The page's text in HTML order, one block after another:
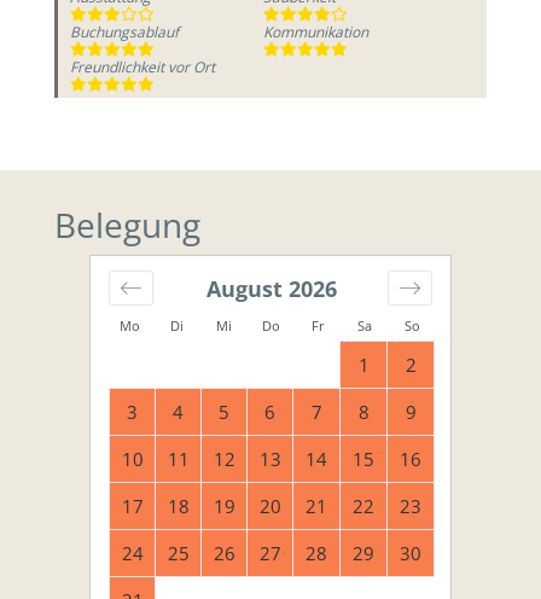
Buchungsablauf
Kommunikation
Freundlichkeit vor Ort
Belegung
Mo Di Mi Do Fr Sa So
August 2026
1
2
3
4 5 6 7 8
9
10
11 12 13 14 15
16
17
18 19 20 21 22
23
24
25 26 27 28 29
30